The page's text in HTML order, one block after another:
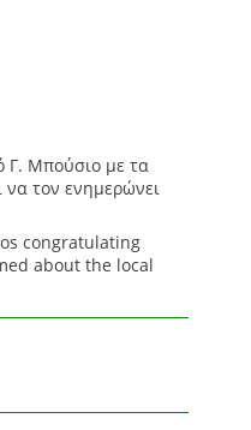
Γ. Μπούσιο με τα
να τον ενημερώνει
congratulating
about the local